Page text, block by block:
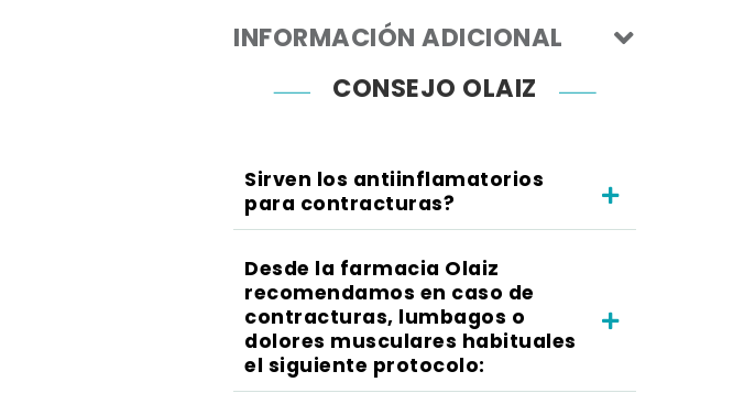
INFORMACIÓN ADICIONAL
CONSEJO OLAIZ
Sirven los antiinflamatorios
para contracturas?
Desde la farmacia Olaiz
recomendamos en caso de
contracturas, lumbagos o
dolores musculares habituales
el siguiente protocolo: